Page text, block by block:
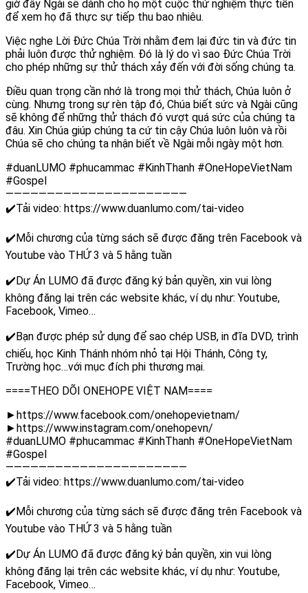
giờ đây Ngài sẽ dành cho họ một cuộc thử nghiệm thực tiễn
để xem họ đã thực sự tiếp thu bao nhiêu.
Việc nghe Lời Đức Chúa Trời nhằm đem lại đức tin và đức tin
phải luôn được thử nghiệm. Đó là lý do vì sao Đức Chúa Trời
cho phép những sự thử thách xảy đến với đời sống chúng ta.
Điều quan trọng cần nhớ là trong mọi thử thách, Chúa luôn ở
cùng. Nhưng trong sự rèn tập đó, Chúa biết sức và Ngài cũng
sẽ không để những thử thách đó vượt quá sức của chúng ta
đâu. Xin Chúa giúp chúng ta cứ tin cậy Chúa luôn luôn và rồi
Chúa sẽ cho chúng ta nhận biết về Ngài mỗi ngày một hơn.
#duanLUMO #phucammac #KinhThanh #OneHopeVietNam
#Gospel
——————————————————————
✔️Tải video: https://www.duanlumo.com/tai-video
✔️Mỗi chương của từng sách sẽ được đăng trên Facebook và
Youtube vào THỨ 3 và 5 hằng tuần
✔️Dự Án LUMO đã được đăng ký bản quyền, xin vui lòng
không đăng lại trên các website khác, ví dụ như: Youtube,
Facebook, Vimeo…
✔️Bạn được phép sử dụng để sao chép USB, in đĩa DVD, trình
chiếu, học Kinh Thánh nhóm nhỏ tại Hội Thánh, Công ty,
Trường học…với mục đích phi thương mại.
====THEO DÕI ONEHOPE VIỆT NAM====
►https://www.facebook.com/onehopevietnam/
►https://www.instagram.com/onehopevn/
#duanLUMO #phucammac #KinhThanh #OneHopeVietNam
#Gospel
——————————————————————
✔️Tải video: https://www.duanlumo.com/tai-video
✔️Mỗi chương của từng sách sẽ được đăng trên Facebook và
Youtube vào THỨ 3 và 5 hằng tuần
✔️Dự Án LUMO đã được đăng ký bản quyền, xin vui lòng
không đăng lại trên các website khác, ví dụ như: Youtube,
Facebook, Vimeo…